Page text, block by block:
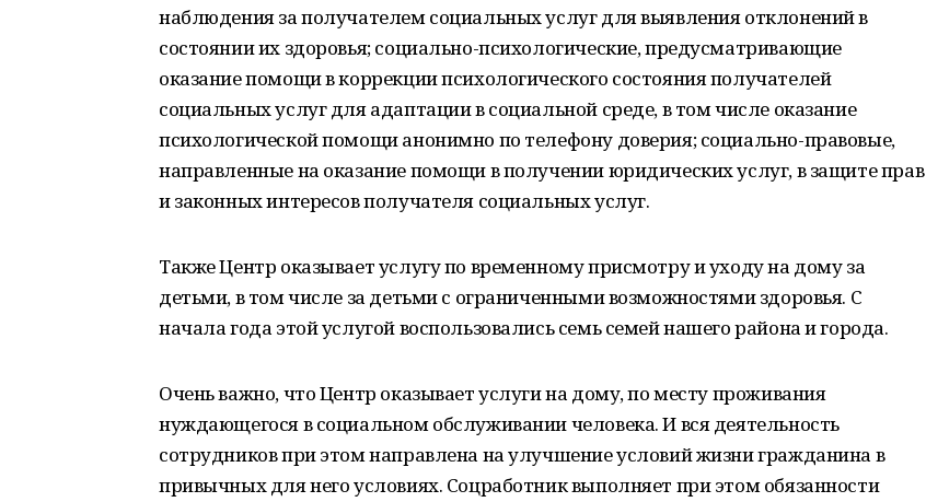
наблюдения за получателем социальных услуг для выявления отклонений в
состоянии их здоровья; социально-психологические, предусматривающие
оказание помощи в коррекции психологического состояния получателей
социальных услуг для адаптации в социальной среде, в том числе оказание
психологической помощи анонимно по телефону доверия; социально-правовые,
направленные на оказание помощи в получении юридических услуг, в защите прав
и законных интересов получателя социальных услуг.
Также Центр оказывает услугу по временному присмотру и уходу на дому за
детьми, в том числе за детьми с ограниченными возможностями здоровья. С
начала года этой услугой воспользовались семь семей нашего района и города.
Очень важно, что Центр оказывает услуги на дому, по месту проживания
нуждающегося в социальном обслуживании человека. И вся деятельность
сотрудников при этом направлена на улучшение условий жизни гражданина в
привычных для него условиях. Соцработник выполняет при этом обязанности